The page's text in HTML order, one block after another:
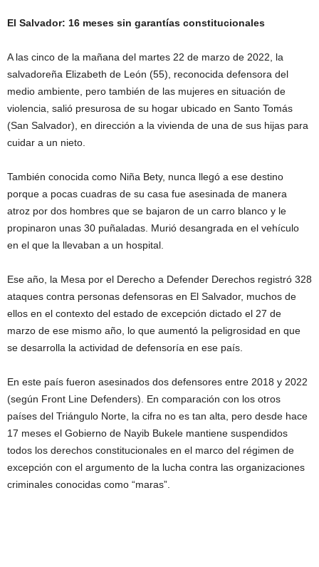
El Salvador: 16 meses sin garantías constitucionales
A las cinco de la mañana del martes 22 de marzo de 2022, la
salvadoreña Elizabeth de León (55), reconocida defensora del
medio ambiente, pero también de las mujeres en situación de
violencia, salió presurosa de su hogar ubicado en Santo Tomás
(San Salvador), en dirección a la vivienda de una de sus hijas para
cuidar a un nieto.
También conocida como Niña Bety, nunca llegó a ese destino
porque a pocas cuadras de su casa fue asesinada de manera
atroz por dos hombres que se bajaron de un carro blanco y le
propinaron unas 30 puñaladas. Murió desangrada en el vehículo
en el que la llevaban a un hospital.
Ese año, la Mesa por el Derecho a Defender Derechos registró 328
ataques contra personas defensoras en El Salvador, muchos de
ellos en el contexto del estado de excepción dictado el 27 de
marzo de ese mismo año, lo que aumentó la peligrosidad en que
se desarrolla la actividad de defensoría en ese país.
En este país fueron asesinados dos defensores entre 2018 y 2022
(según Front Line Defenders). En comparación con los otros
países del Triángulo Norte, la cifra no es tan alta, pero desde hace
17 meses el Gobierno de Nayib Bukele mantiene suspendidos
todos los derechos constitucionales en el marco del régimen de
excepción con el argumento de la lucha contra las organizaciones
criminales conocidas como “maras”.